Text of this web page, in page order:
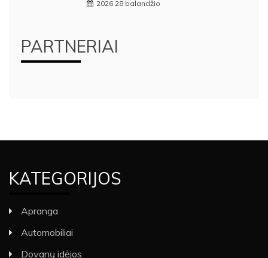
2026 28 balandžio
PARTNERIAI
KATEGORIJOS
Apranga
Automobiliai
Dovanų idėjos